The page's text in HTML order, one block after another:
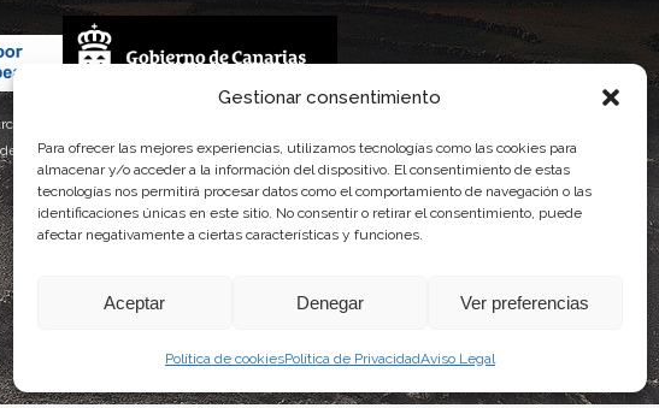
Gestionar consentimiento
Para ofrecer las mejores experiencias, utilizamos tecnologías como las cookies para
almacenar y/o acceder a la información del dispositivo. El consentimiento de estas
tecnologías nos permitirá procesar datos como el comportamiento de navegación o las
identificaciones únicas en este sitio. No consentir o retirar el consentimiento, puede
afectar negativamente a ciertas características y funciones.
Aceptar Denegar Ver preferencias
Política de cookiesPolítica de PrivacidadAviso Legal
por el Gobierno de Canarias
Calidad Agroalimentaria